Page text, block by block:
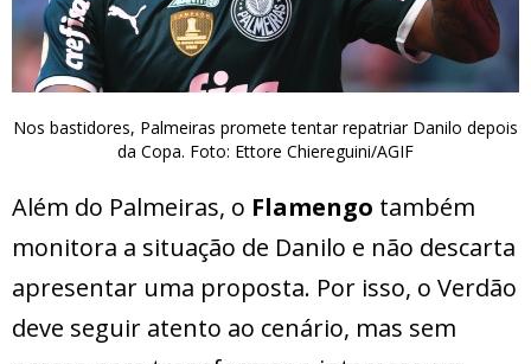
Nos bastidores, Palmeiras promete tentar repatriar Danilo depois
da Copa. Foto: Ettore Chiereguini/AGIF
Além do Palmeiras, o Flamengo também
monitora a situação de Danilo e não descarta
apresentar uma proposta. Por isso, o Verdão
deve seguir atento ao cenário, mas sem